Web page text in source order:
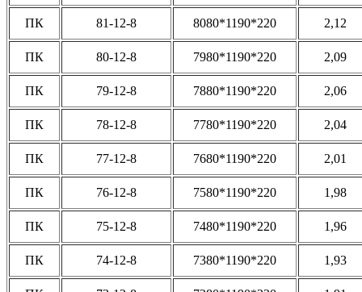
ПК 81-12-8 8080*1190*220 2,12
ПК 80-12-8 7980*1190*220 2,09
ПК 79-12-8 7880*1190*220 2,06
ПК 78-12-8 7780*1190*220 2,04
ПК 77-12-8 7680*1190*220 2,01
ПК 76-12-8 7580*1190*220 1,98
ПК 75-12-8 7480*1190*220 1,96
ПК 74-12-8 7380*1190*220 1,93